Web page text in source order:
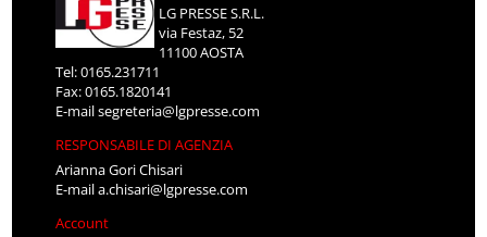
LG PRESSE S.R.L.
via Festaz, 52
11100 AOSTA
Tel: 0165.231711
Fax: 0165.1820141
E-mailsegreteria@lgpresse.com
RESPONSABILE DI AGENZIA
Arianna Gori Chisari
E-maila.chisari@lgpresse.com
Account